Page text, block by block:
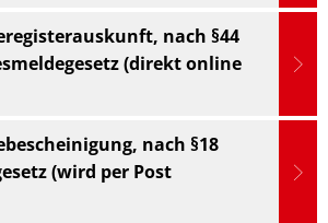
nach §44
(direkt online
nach §18
(wird per Post